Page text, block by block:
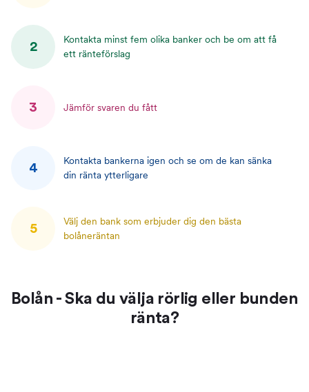
2
Kontakta minst fem olika banker och be om att få
ett ränteförslag
3 Jämför svaren du fått
4
Kontakta bankerna igen och se om de kan sänka
din ränta ytterligare
5
Välj den bank som erbjuder dig den bästa
bolåneräntan
Bolån - Ska du välja rörlig eller bunden
ränta?